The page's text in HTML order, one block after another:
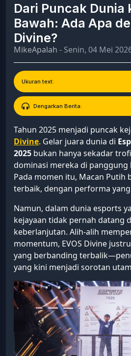
Dari Puncak Dunia
Bawah: Ada Apa
Divine?
MikeApalah - Senin, 04 Mei
Ukuran text:
Dengarkan Berita:
Tahun 2025 menjadi puncak
Divine. Gelar juara dunia di
2025 bukan hanya sekadar
dominasi mereka di panggung
Pada momen itu, Macan Putih
terbaik, dengan performa
Namun, dalam dunia esports
kejayaan tidak pernah datang
keberlanjutan. Alih-alih
momentum, EVOS Divine
yang berbanding
yang kini menjadi sorotan